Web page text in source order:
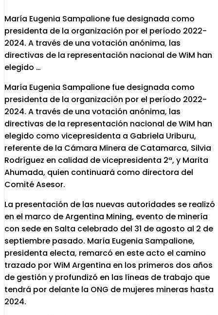
María Eugenia Sampalione fue designada como
presidenta de la organización por el período 2022-
2024. A través de una votación anónima, las
directivas de la representación nacional de WiM han
elegido …
María Eugenia Sampalione fue designada como
presidenta de la organización por el período 2022-
2024. A través de una votación anónima, las
directivas de la representación nacional de WiM han
elegido como vicepresidenta a Gabriela Uriburu,
referente de la Cámara Minera de Catamarca, Silvia
Rodríguez en calidad de vicepresidenta 2ª, y Marita
Ahumada, quien continuará como directora del
Comité Asesor.
La presentación de las nuevas autoridades se realizó
en el marco de Argentina Mining, evento de minería
con sede en Salta celebrado del 31 de agosto al 2 de
septiembre pasado. María Eugenia Sampalione,
presidenta electa, remarcó en este acto el camino
trazado por WiM Argentina en los primeros dos años
de gestión y profundizó en las líneas de trabajo que
tendrá por delante la ONG de mujeres mineras hasta
2024.